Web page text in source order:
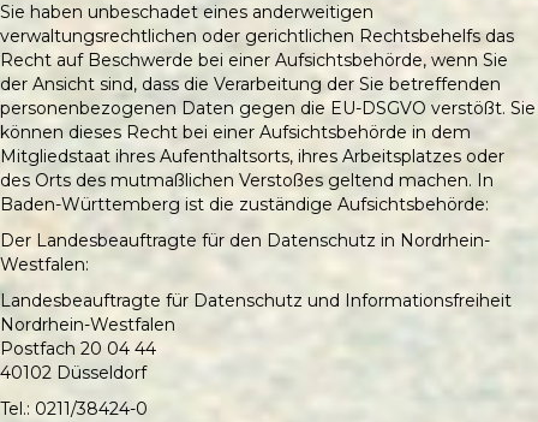
Sie haben unbeschadet eines anderweitigen
verwaltungsrechtlichen oder gerichtlichen Rechtsbehelfs das
Recht auf Beschwerde bei einer Aufsichtsbehörde, wenn Sie
der Ansicht sind, dass die Verarbeitung der Sie betreffenden
personenbezogenen Daten gegen die EU-DSGVO verstößt. Sie
können dieses Recht bei einer Aufsichtsbehörde in dem
Mitgliedstaat ihres Aufenthaltsorts, ihres Arbeitsplatzes oder
des Orts des mutmaßlichen Verstoßes geltend machen. In
Baden-Württemberg ist die zuständige Aufsichtsbehörde:
Der Landesbeauftragte für den Datenschutz in Nordrhein-
Westfalen:
Landesbeauftragte für Datenschutz und Informationsfreiheit
Nordrhein-Westfalen
Postfach 20 04 44
40102 Düsseldorf
Tel.: 0211/38424-0